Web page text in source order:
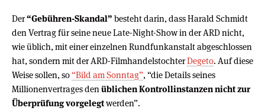
Der“Gebühren-Skandal” besteht darin, dass Harald Schmidt
den Vertrag für seine neue Late-Night-Show in der ARD nicht,
wie üblich, mit einer einzelnen Rundfunkanstalt abgeschlossen
hat, sondern mit der ARD-FilmhandelstochterDegeto. Auf diese
Weise sollen, so “Bild am Sonntag”, “die Details seines
Millionenvertrages den üblichen Kontrollinstanzen nicht zur
Überprüfung vorgelegtwerden”.